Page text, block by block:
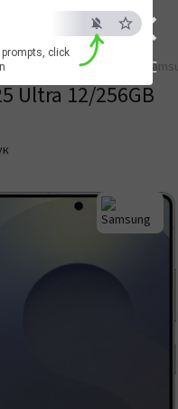
×
ESC
click
Samsung
Ultra 12/256GB